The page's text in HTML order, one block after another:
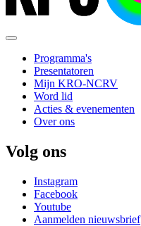
Programma's
Presentatoren
Mijn KRO-NCRV
Word lid
Acties & evenementen
Over ons
Volg ons
Instagram
Facebook
Youtube
Aanmelden nieuwsbrief